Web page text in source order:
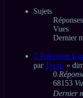
Sujets
Réponses
Vues
Dernier
Nouveau
message
Pokemon
parTerxis »
0
68153
Dernier